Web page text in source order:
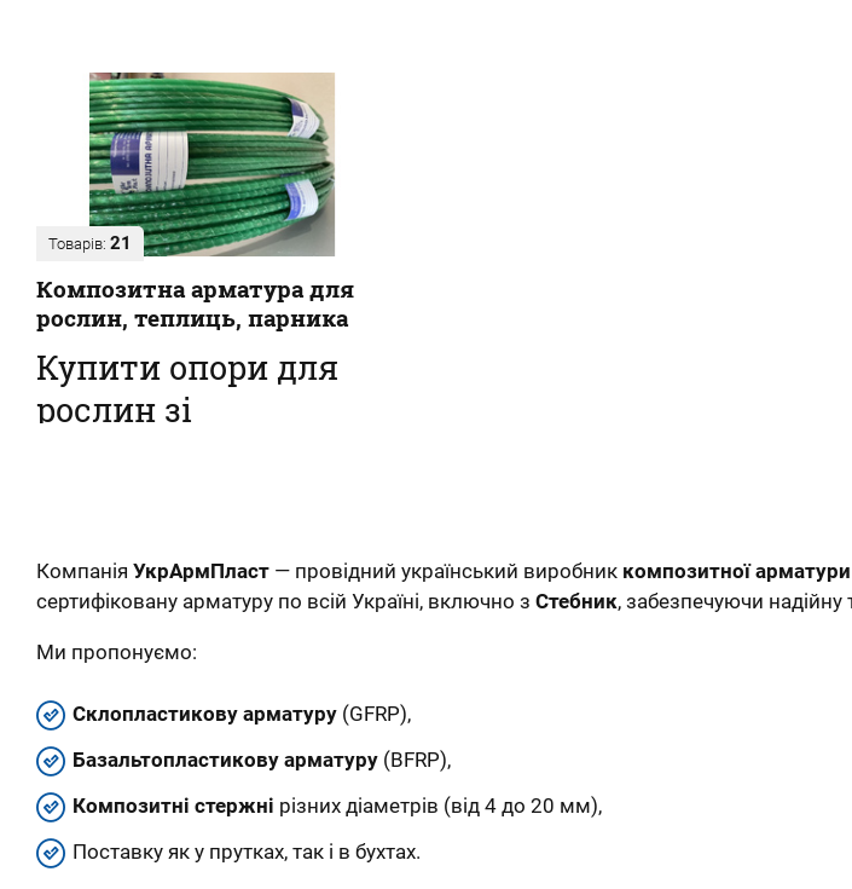
Товарів: 21
Композитна арматура для
рослин, теплиць, парника
Купити опори для
рослин зі
композитні кілочки для рослин – овочів, кві...
Компанія УкрАрмПласт — провідний український виробник композитної арматури
сертифіковану арматуру по всій Україні, включно з Стебник, забезпечуючи надійну
Ми пропонуємо:
Склопластикову арматуру (GFRP),
Базальтопластикову арматуру (BFRP),
Композитні стержні різних діаметрів (від 4 до 20 мм),
Поставку як у прутках, так і в бухтах.